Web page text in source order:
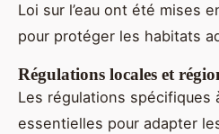
Loi sur l’eau ont été mises
pour protéger les habitats
Régulations locales et
Les régulations spécifiques
essentielles pour adapter